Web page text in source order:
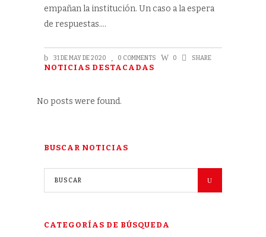
empañan la institución. Un caso a la espera
de respuestas.
31 DE MAY DE 2020 0 COMMENTS 0 SHARE
NOTICIAS DESTACADAS
No posts were found.
BUSCAR NOTICIAS
CATEGORÍAS DE BÚSQUEDA